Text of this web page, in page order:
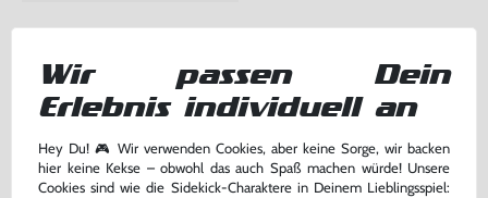
Wir passen Dein
Erlebnis individuell an
Hey Du! 🎮 Wir verwenden Cookies, aber keine Sorge, wir backen
hier keine Kekse – obwohl das auch Spaß machen würde! Unsere
Cookies sind wie die Sidekick-Charaktere in Deinem Lieblingsspiel: